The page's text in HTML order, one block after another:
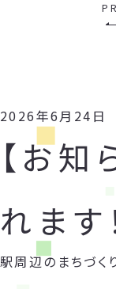
2026年6月24日
【お
れます
駅周辺のまちづく